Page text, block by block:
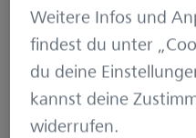
Weitere Infos und
findest du unter
du deine
kannst deine
widerrufen.